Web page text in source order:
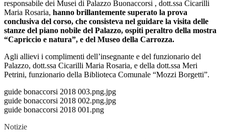
responsabile dei Musei di Palazzo Buonaccorsi , dott.ssa Cicarilli
Maria Rosaria, hanno brillantemente superato la prova
conclusiva del corso, che consisteva nel guidare la visita delle
stanze del piano nobile del Palazzo, ospiti peraltro della mostra
“Capriccio e natura”, e del Museo della Carrozza.
Agli allievi i complimenti dell’insegnante e del funzionario del
Palazzo, dott.ssa Cicarilli Maria Rosaria, e della dott.ssa Meri
Petrini, funzionario della Biblioteca Comunale “Mozzi Borgetti”.
guide bonaccorsi 2018 003.png.jpg
guide bonaccorsi 2018 002.png.jpg
guide bonaccorsi 2018 001.png
Notizie